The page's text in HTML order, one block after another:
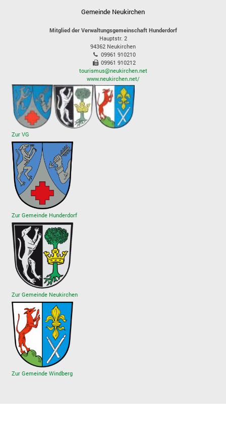
Gemeinde Neukirchen
Mitglied der Verwaltungsgemeinschaft Hunderdorf
Hauptstr. 2
94362 Neukirchen
09961 910210
09961 910212
tourismus@neukirchen.net
www.neukirchen.net/
Zur VG
Zur Gemeinde Hunderdorf
Zur Gemeinde Neukirchen
Zur Gemeinde Windberg